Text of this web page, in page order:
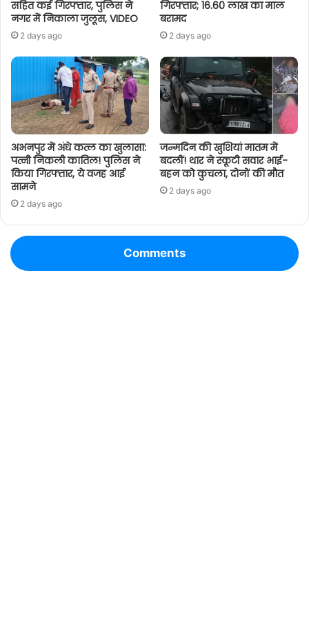
सहित कई गिरफ्तार, पुलिस ने
नगर में निकाला जुलूस, VIDEO
2 days ago
गिरफ्तार; 16.60 लाख का माल
बरामद
2 days ago
अभनपुर में अंधे कत्ल का खुलासा:
पत्नी निकली कातिल! पुलिस ने
किया गिरफ्तार, ये वजह आई
सामने
2 days ago
जन्मदिन की खुशियां मातम में
बदलीं! थार ने स्कूटी सवार भाई-
बहन को कुचला, दोनों की मौत
2 days ago
Comments